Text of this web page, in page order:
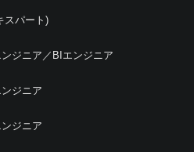
スパート)
ジニア／BIエンジニア
ジニア
ジニア